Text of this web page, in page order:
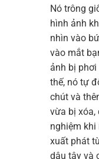
Nó trông
hình ảnh
nhìn vào
vào mắt
ảnh bị
thế, nó tự
chút và
vừa bị xóa,
nghiệm
xuất phát
dâu tây và